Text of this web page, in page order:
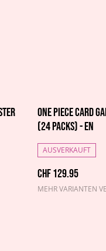
One Piece Card
(24 Packs) - EN
AUSVERKAUFT
CHF 129.95
MEHR VARIANTEN